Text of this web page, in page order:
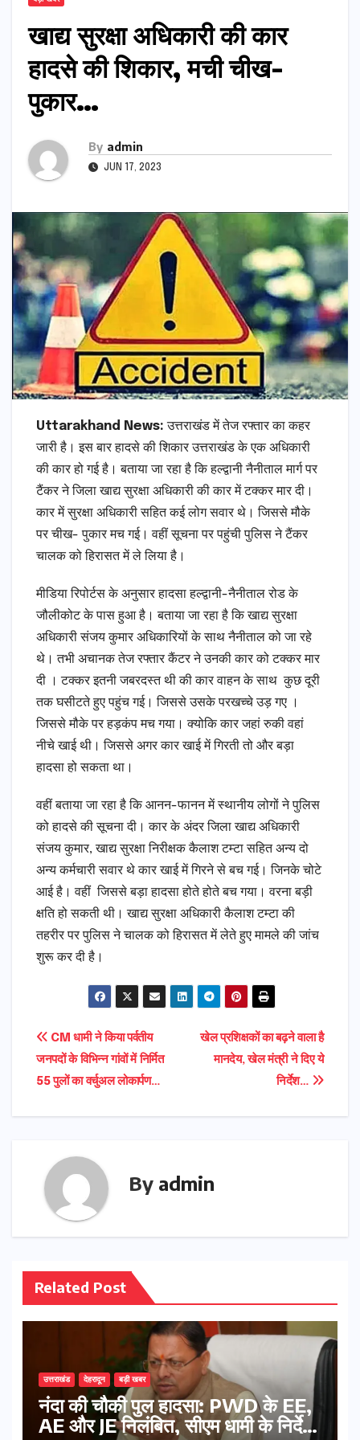
खाद्य सुरक्षा अधिकारी की कार
हादसे की शिकार, मची चीख-
पुकार…
By admin
JUN 17, 2023
Uttarakhand News: उत्तराखंड में तेज रफ्तार का कहर
जारी है। इस बार हादसे की शिकार उत्तराखंड के एक अधिकारी
की कार हो गई है। बताया जा रहा है कि हल्द्वानी नैनीताल मार्ग पर
टैंकर ने जिला खाद्य सुरक्षा अधिकारी की कार में टक्कर मार दी।
कार में सुरक्षा अधिकारी सहित कई लोग सवार थे। जिससे मौके
पर चीख- पुकार मच गई। वहीं सूचना पर पहुंची पुलिस ने टैंकर
चालक को हिरासत में ले लिया है।
मीडिया रिपोर्टस के अनुसार हादसा हल्द्वानी-नैनीताल रोड के
जौलीकोट के पास हुआ है। बताया जा रहा है कि खाद्य सुरक्षा
अधिकारी संजय कुमार अधिकारियों के साथ नैनीताल को जा रहे
थे। तभी अचानक तेज रफ्तार कैंटर ने उनकी कार को टक्कर मार
दी । टक्कर इतनी जबरदस्त थी की कार वाहन के साथ कुछ दूरी
तक घसीटते हुए पहुंच गई। जिससे उसके परखच्चे उड़ गए ।
जिससे मौके पर हड़कंप मच गया। क्योकि कार जहां रुकी वहां
नीचे खाई थी। जिससे अगर कार खाई में गिरती तो और बड़ा
हादसा हो सकता था।
वहीं बताया जा रहा है कि आनन-फानन में स्थानीय लोगों ने पुलिस
को हादसे की सूचना दी। कार के अंदर जिला खाद्य अधिकारी
संजय कुमार, खाद्य सुरक्षा निरीक्षक कैलाश टम्टा सहित अन्य दो
अन्य कर्मचारी सवार थे कार खाई में गिरने से बच गई। जिनके चोटे
आई है। वहीं जिससे बड़ा हादसा होते होते बच गया। वरना बड़ी
क्षति हो सकती थी। खाद्य सुरक्षा अधिकारी कैलाश टम्टा की
तहरीर पर पुलिस ने चालक को हिरासत में लेते हुए मामले की जांच
शुरू कर दी है।
Post
navigation
खेल प्रशिक्षकों का बढ़ने वाला है
मानदेय, खेल मंत्री ने दिए ये
निर्देश…
CM धामी ने किया पर्वतीय
जनपदों के विभिन्न गांवों में निर्मित
55 पुलों का वर्चुअल लोकार्पण…
By admin
Related Post
उत्तराखंड देहरादून बड़ी खबर
नंदा की चौकी पुल हादसा: PWD के EE,
AE और JE निलंबित, सीएम धामी के निर्देश